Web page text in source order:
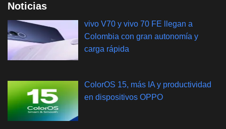
Noticias
vivo V70 y vivo 70 FE llegan a
Colombia con gran autonomía y
carga rápida
ColorOS 15, más IA y productividad
en dispositivos OPPO